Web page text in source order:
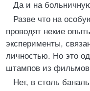
Да и на
Разве что на
проводят некие
эксперименты,
личностью. Но это
штампов из фильмов
Нет, в столь